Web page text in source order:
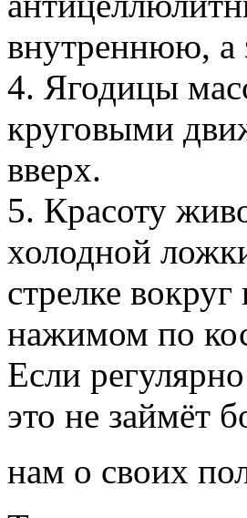
внутреннюю, а
4. Ягодицы
круговыми
вверх.
5. Красоту
холодной
стрелке
нажимом по
Если
это не займёт
нам о своих